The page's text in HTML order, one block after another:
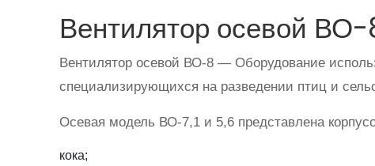
Вентилятор осевой
Вентилятор осевой ВО-8 — Оборудование
специализирующихся на разведении птиц и
Осевая модель ВО-7,1 и 5,6 представлена
кока;